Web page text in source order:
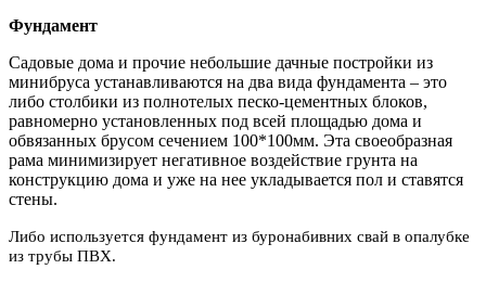
Фундамент
Садовые дома и прочие небольшие дачные постройки из
минибруса устанавливаются на два вида фундамента – это
либо столбики из полнотелых песко-цементных блоков,
равномерно установленных под всей площадью дома и
обвязанных брусом сечением 100*100мм. Эта своеобразная
рама минимизирует негативное воздействие грунта на
конструкцию дома и уже на нее укладывается пол и ставятся
стены.
Либо используется фундамент из буронабивних свай в опалубке
из трубы ПВХ.